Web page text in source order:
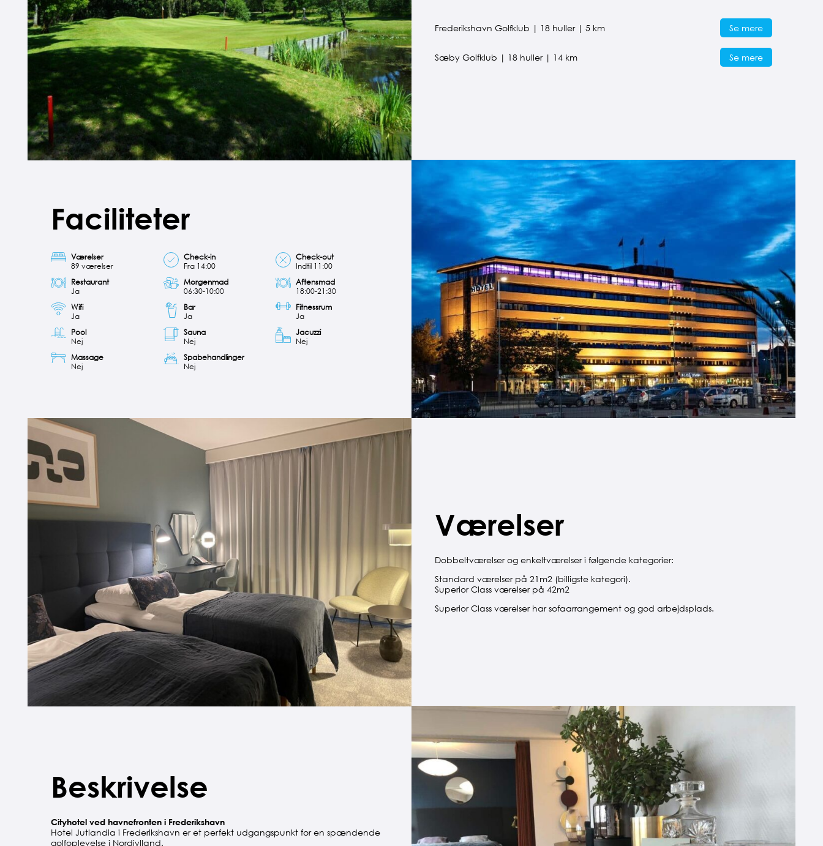
Frederikshavn Golfklub | 18 huller | 5 km Se mere
Sæby Golfklub | 18 huller | 14 km Se mere
Faciliteter
Værelser
89 værelser
Check-in
Fra 14:00
Check-out
Indtil 11:00
Restaurant
Ja
Morgenmad
06:30-10:00
Aftensmad
18:00-21:30
Wifi
Ja
Bar
Ja
Fitnessrum
Ja
Pool
Nej
Sauna
Nej
Jacuzzi
Nej
Massage
Nej
Spabehandlinger
Nej
Værelser
Dobbeltværelser og enkeltværelser i følgende kategorier:
Standard værelser på 21m2 (billigste kategori).
Superior Class værelser på 42m2
Superior Class værelser har sofaarrangement og god arbejdsplads.
Beskrivelse
Cityhotel ved havnefronten i Frederikshavn
Hotel Jutlandia i Frederikshavn er et perfekt udgangspunkt for en spændende
golfoplevelse i Nordjylland.